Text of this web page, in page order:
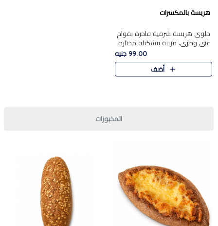
هريسة بالمكسرات
حلوى هريسة شرقية فاخرة بقوام
غني وطري، مزينة بتشكيلة مختارة
من المكسرات الفاخرة التي تضيف
قرمشة مميزة ونكهة غنية في كل
قطعة. تجمع بين المذاق..
99.00 جنيه
أضف
المخبوزات